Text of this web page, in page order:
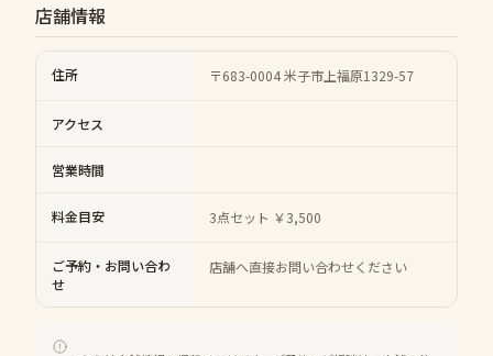
店舗情報
住所 〒683-0004 米子市上福原1329-57
アクセス
営業時間
料金目安 3点セット ￥3,500
ご予約・お問い合わ
せ
店舗へ直接お問い合わせください